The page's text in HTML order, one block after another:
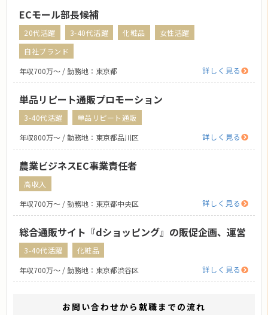
ECモール部長候補
20代活躍 3-40代活躍 化粧品
女性活躍
自社ブランド
年収700万〜 / 勤務地：東京都
詳しく見る
単品リピート通販プロモーション
3-40代活躍
単品リピート通販
年収800万〜 / 勤務地：東京都品川区
詳しく見る
農業ビジネスEC事業責任者
高収入
年収700万〜 / 勤務地：東京都中央区
詳しく見る
総合通販サイト『dショッピング』の販促企画、運営
3-40代活躍
化粧品
年収700万〜 / 勤務地：東京都渋谷区
詳しく見る
お問い合わせから就職までの流れ